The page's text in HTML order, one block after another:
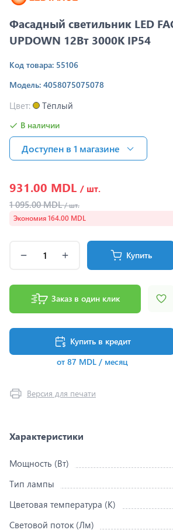
Фасадный светильник LED
UPDOWN 12Вт 3000K IP54
Код товара: 55106
Модель: 4058075075078
Цвет: Тёплый
В наличии
Доступен в 1 магазинe
931.00 MDL / шт.
1 095.00 MDL/ шт.
Экономия 164.00 MDL
Купить
Заказ в один клик
Купить в кредит
от 87 MDL / месяц
Версия для печати
Характеристики
Мощность (Вт)
Тип лампы
Цветовая температура (K)
Световой поток (Лм)